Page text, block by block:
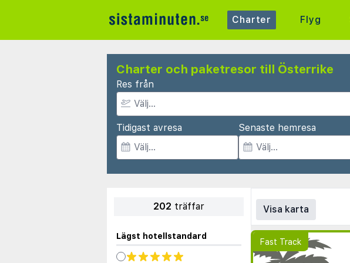
Charter Flyg
Charter och paketresor till Österrike
Res från
Tidigast avresa Senaste hemresa
202 träffar
Lägst hotellstandard
Visa karta